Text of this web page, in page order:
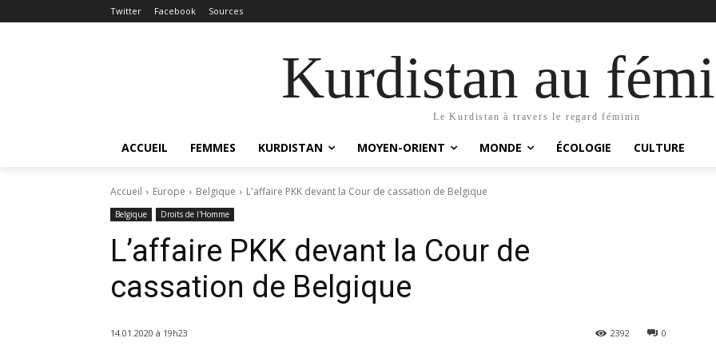
Twitter Facebook Sources
Kurdistan au
Le Kurdistan à travers le regard féminin
ACCUEIL FEMMES KURDISTAN MOYEN-ORIENT MONDE ÉCOLOGIE CULTURE
Accueil Europe Belgique L'affaire PKK devant la Cour de cassation de Belgique
Belgique Droits de l'Homme
L’affaire PKK devant la Cour de
cassation de Belgique
14.01.2020 à 19h23 0
2392